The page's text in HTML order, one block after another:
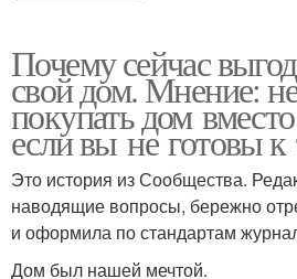
Почему сейчас
свой дом. Мнение:
покупать дом
если вы не готовы к
Это история из Сообщества.
наводящие вопросы, бережно
и оформила по стандартам
Дом был нашей мечтой.